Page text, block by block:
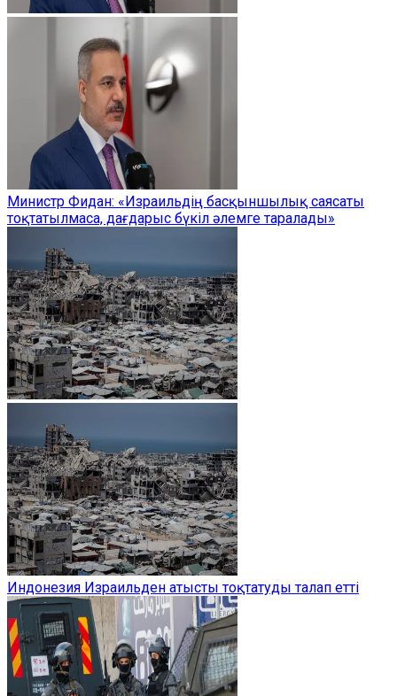
Министр Фидан: «Израильдің басқыншылық саясаты
тоқтатылмаса, дағдарыс бүкіл әлемге таралады»
Индонезия Израильден атысты тоқтатуды талап етті